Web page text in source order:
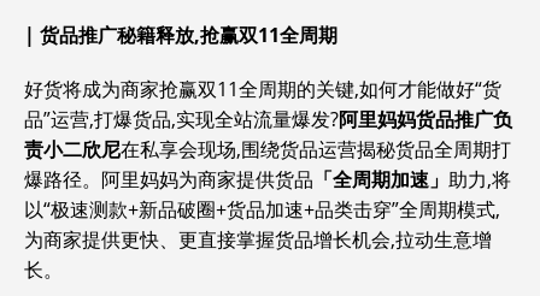
| 货品推广秘籍释放,抢赢双11全周期
好货将成为商家抢赢双11全周期的关键,如何才能做好“货
品”运营,打爆货品,实现全站流量爆发?阿里妈妈货品推广负
责小二欣尼在私享会现场,围绕货品运营揭秘货品全周期打
爆路径。阿里妈妈为商家提供货品 「全周期加速」 助力,将
以“极速测款+新品破圈+货品加速+品类击穿”全周期模式,
为商家提供更快、更直接掌握货品增长机会,拉动生意增
长。